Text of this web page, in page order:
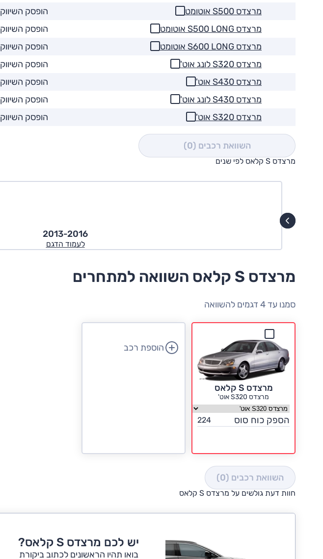
מרצדס S500 אוטומט הופסק השיווק
מרצדס S500 LONG אוטומט הופסק השיווק
מרצדס S600 LONG אוטומט הופסק השיווק
מרצדס S320 לונג אוט' הופסק השיווק
מרצדס S430 אוט' הופסק השיווק
מרצדס S430 לונג אוט' הופסק השיווק
מרצדס S320 אוט' הופסק השיווק
השוואת רכבים (0)
מרצדס S קלאס לפי שנים
2013-2016
לעמוד הדגם
מרצדס S קלאס השוואה למתחרים
סמנו עד 4 דגמים להשוואה
מרצדס S קלאס
מרצדס S320 אוט'
בחר גרסה מרצדס S קלאס
הספק כוח סוס 224
הוספת רכב
השוואת רכבים (0)
חוות דעת גולשים על מרצדס S קלאס
יש לכם מרצדס S קלאס?
בואו תהיו הראשונים לכתוב ביקורת